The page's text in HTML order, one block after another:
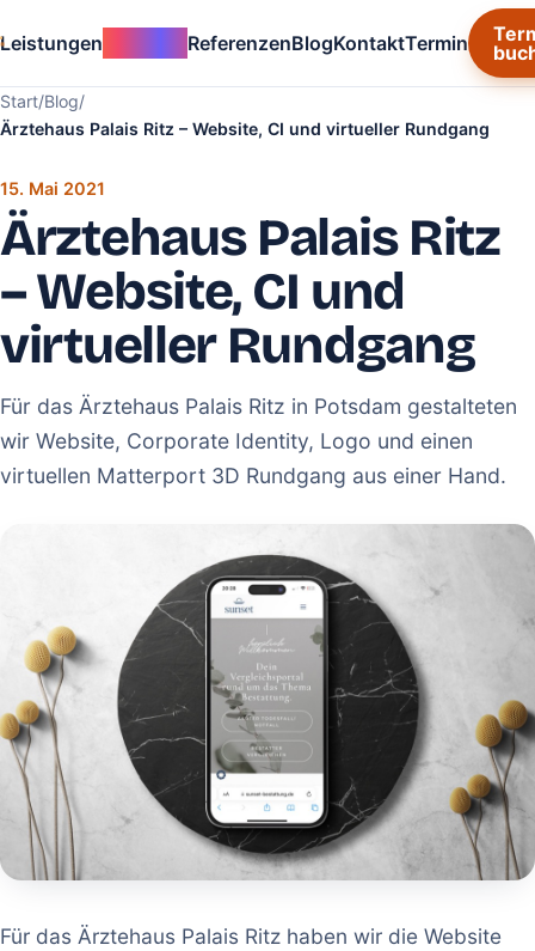
Leistungen ReferenzenBlogKontaktTermin
Start/Blog/
Ärztehaus Palais Ritz – Website, CI und virtueller Rundgang
15. Mai 2021
Ärztehaus Palais Ritz
– Website, CI und
virtueller Rundgang
Für das Ärztehaus Palais Ritz in Potsdam gestalteten
wir Website, Corporate Identity, Logo und einen
virtuellen Matterport 3D Rundgang aus einer Hand.
Für das Ärztehaus Palais Ritz haben wir die Website